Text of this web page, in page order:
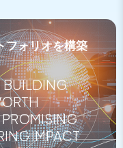
フォリオを構築
BUILDING
PROMISING
IMPACT